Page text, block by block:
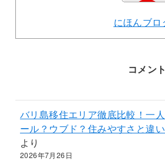
にほんブロ
コメント
バリ島移住エリア徹底比較！一
ール？ウブド？住みやすさと違
より
2026年7月26日